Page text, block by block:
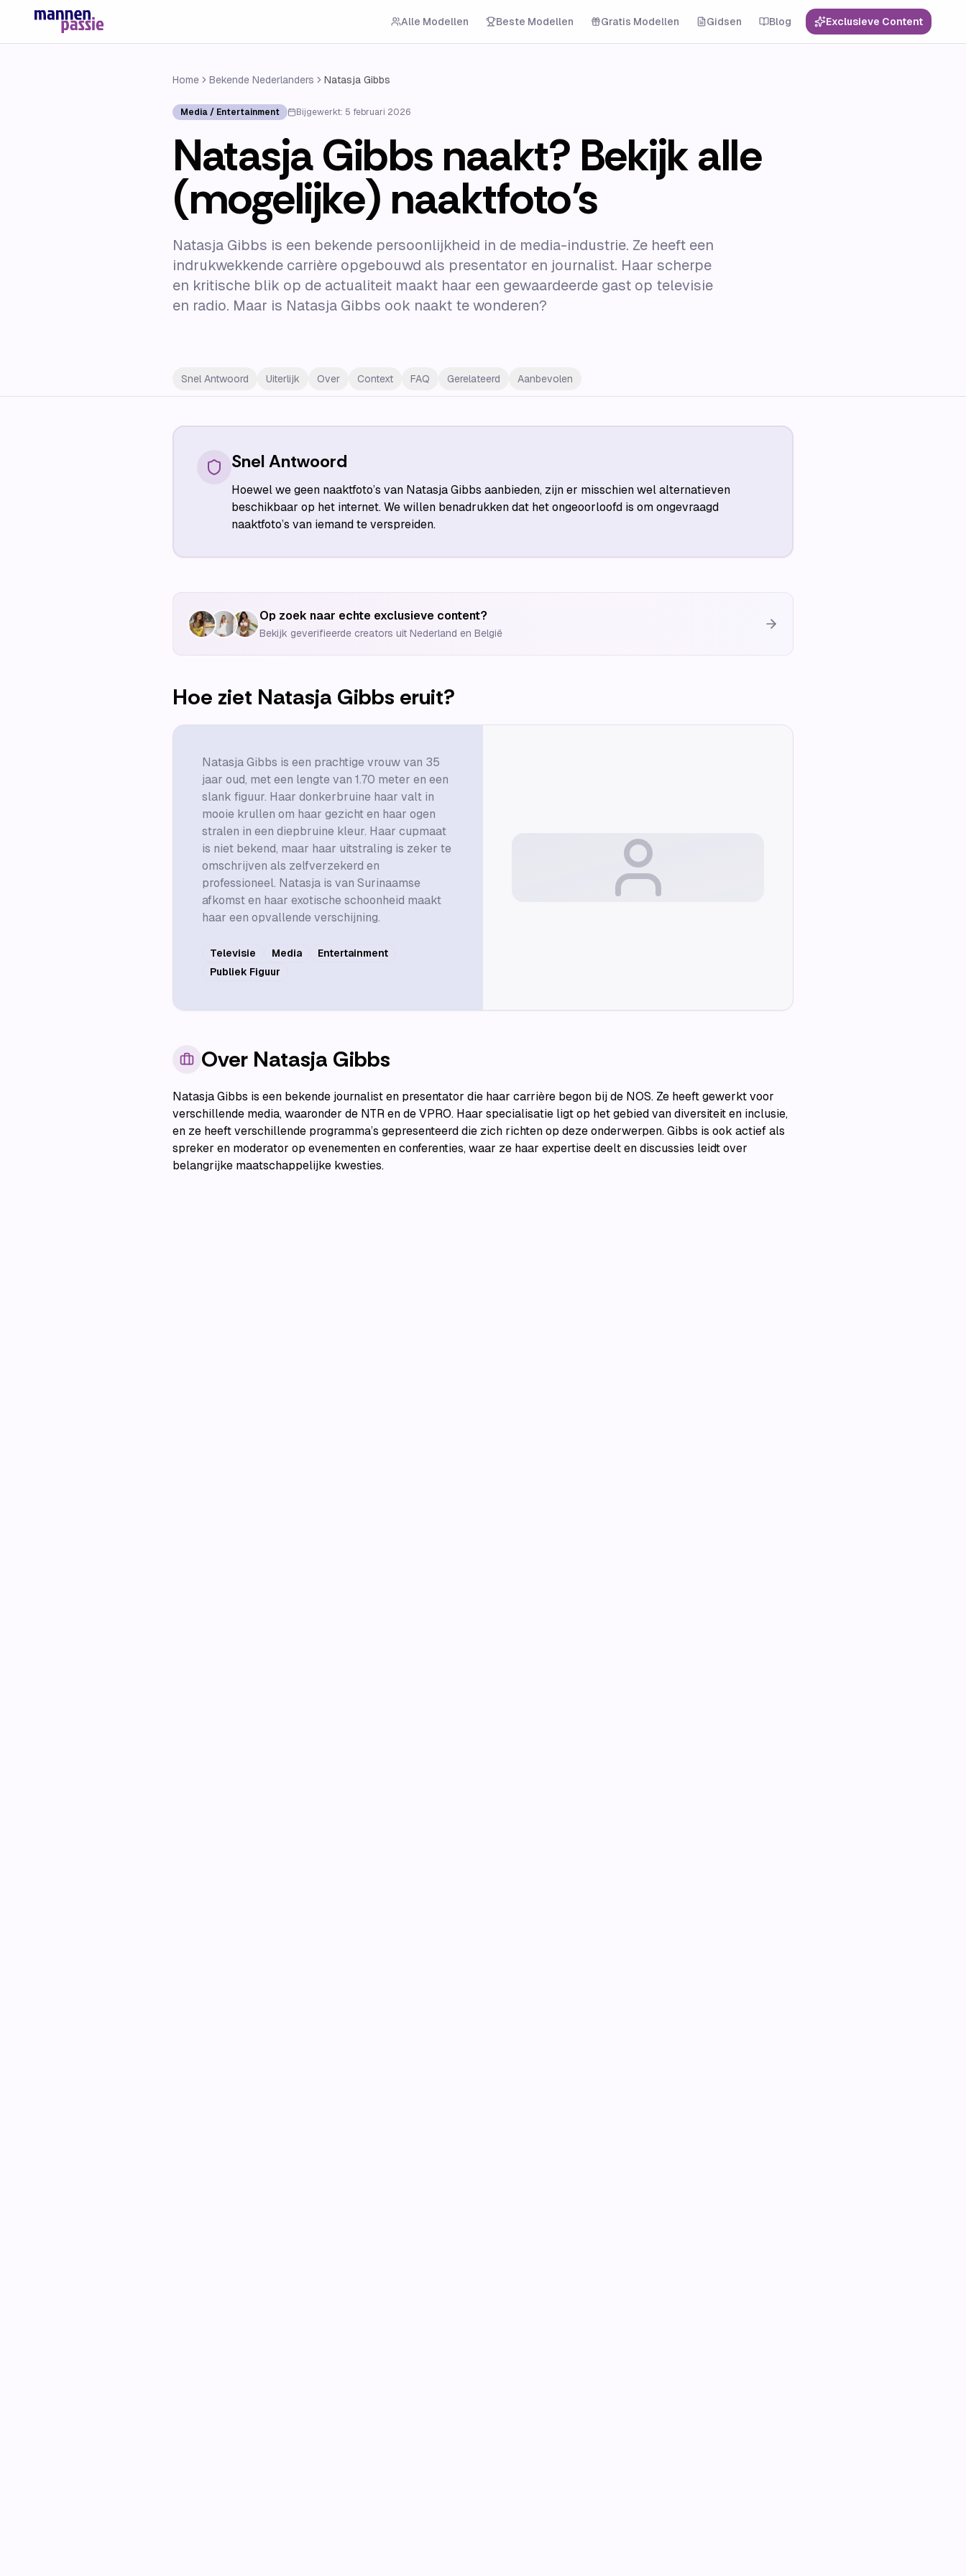
Alle Modellen Beste Modellen Gratis Modellen Gidsen Blog Exclusieve Content
Home Bekende Nederlanders Natasja Gibbs
Media / Entertainment Bijgewerkt: 5 februari 2026
Natasja Gibbs naakt? Bekijk alle
(mogelijke) naaktfoto’s
Natasja Gibbs is een bekende persoonlijkheid in de media-industrie. Ze heeft een
indrukwekkende carrière opgebouwd als presentator en journalist. Haar scherpe
en kritische blik op de actualiteit maakt haar een gewaardeerde gast op televisie
en radio. Maar is Natasja Gibbs ook naakt te wonderen?
Snel Antwoord Uiterlijk Over Context FAQ Gerelateerd Aanbevolen
Snel Antwoord
Hoewel we geen naaktfoto’s van Natasja Gibbs aanbieden, zijn er misschien wel alternatieven
beschikbaar op het internet. We willen benadrukken dat het ongeoorloofd is om ongevraagd
naaktfoto’s van iemand te verspreiden.
Op zoek naar echte exclusieve content?
Bekijk geverifieerde creators uit Nederland en België
Hoe ziet Natasja Gibbs eruit?
Natasja Gibbs is een prachtige vrouw van 35
jaar oud, met een lengte van 1.70 meter en een
slank figuur. Haar donkerbruine haar valt in
mooie krullen om haar gezicht en haar ogen
stralen in een diepbruine kleur. Haar cupmaat
is niet bekend, maar haar uitstraling is zeker te
omschrijven als zelfverzekerd en
professioneel. Natasja is van Surinaamse
afkomst en haar exotische schoonheid maakt
haar een opvallende verschijning.
Televisie Media
Entertainment
Publiek Figuur
Over Natasja Gibbs
Natasja Gibbs is een bekende journalist en presentator die haar carrière begon bij de NOS. Ze heeft gewerkt voor
verschillende media, waaronder de NTR en de VPRO. Haar specialisatie ligt op het gebied van diversiteit en inclusie,
en ze heeft verschillende programma’s gepresenteerd die zich richten op deze onderwerpen. Gibbs is ook actief als
spreker en moderator op evenementen en conferenties, waar ze haar expertise deelt en discussies leidt over
belangrijke maatschappelijke kwesties.